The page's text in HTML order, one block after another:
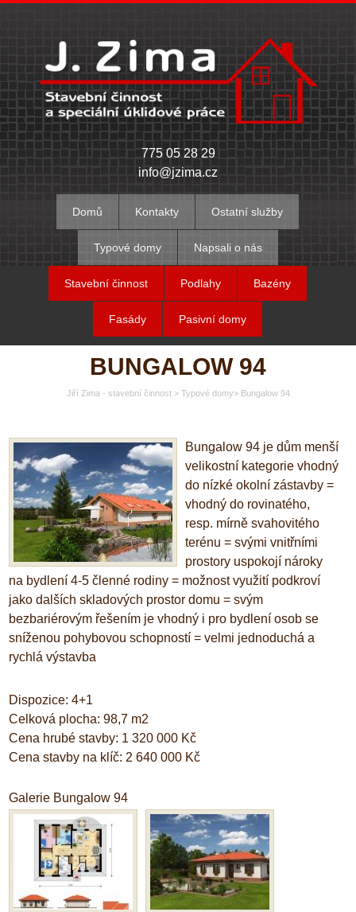
775 05 28 29
info@jzima.cz
Domů Kontakty Ostatní služby
Typové domy Napsali o nás
Stavební činnost Podlahy Bazény
Fasády Pasivní domy
BUNGALOW 94
Jiří Zima - stavební činnost> Typové domy> Bungalow 94
Bungalow 94 je dům menší
velikostní kategorie vhodný
do nízké okolní zástavby=
vhodný do rovinatého,
resp. mírně svahovitého
terénu= svými vnitřními
prostory uspokojí nároky
na bydlení 4-5 členné rodiny= možnost využití podkroví
jako dalších skladových prostor domu= svým
bezbariérovým řešením je vhodný i pro bydlení osob se
sníženou pohybovou schopností= velmi jednoduchá a
rychlá výstavba
Dispozice: 4+1
Celková plocha: 98,7 m2
Cena hrubé stavby: 1 320 000 Kč
Cena stavby na klíč: 2 640 000 Kč
Galerie Bungalow 94